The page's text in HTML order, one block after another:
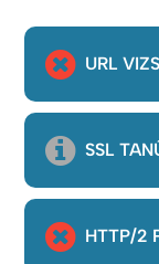
URL
SSL
HTTP/2